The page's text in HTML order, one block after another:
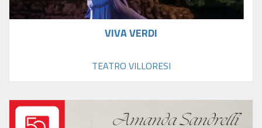
VIVA VERDI
TEATRO VILLORESI